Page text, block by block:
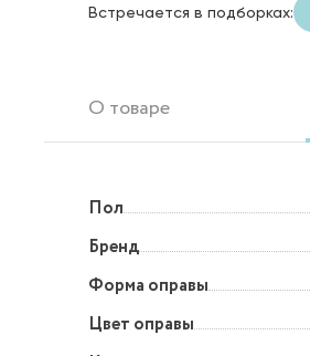
Встречается в подборках:
О товаре
Пол
Бренд
Форма оправы
Цвет оправы